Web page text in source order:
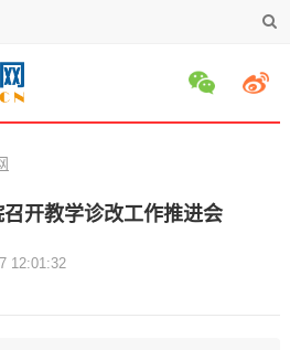
开教学诊改工作推进会
12:01:32